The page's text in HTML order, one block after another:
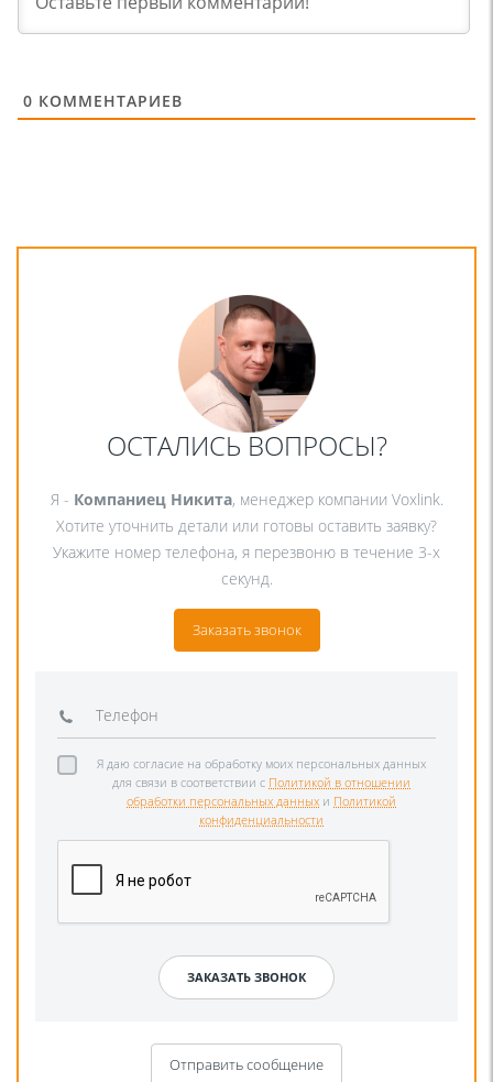
0 КОММЕНТАРИЕВ
ОСТАЛИСЬ ВОПРОСЫ?
Я - Компаниец Никита, менеджер компании Voxlink.
Хотите уточнить детали или готовы оставить заявку?
Укажите номер телефона, я перезвоню в течение 3-х
секунд.
Заказать звонок
Я даю согласие на обработку моих персональных данных
для связи в соответствии с Политикой в отношении
обработки персональных данных и Политикой
конфиденциальности
Отправить сообщение